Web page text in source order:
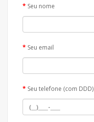
Seu nome
Seu email
Seu telefone (com DDD)